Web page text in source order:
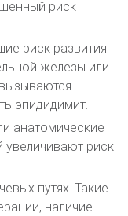
риск
риск развития
железы или
эпидидимит.
анатомические
увеличивают риск
путях. Такие
наличие